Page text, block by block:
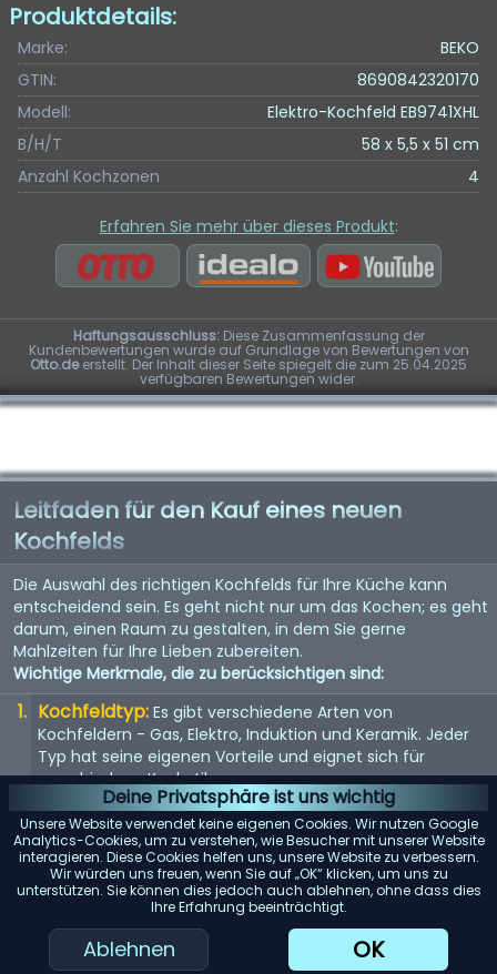
Deine Privatsphäre ist uns wichtig
Unsere Website verwendet keine eigenen Cookies. Wir nutzen Google
Analytics-Cookies, um zu verstehen, wie Besucher mit unserer Website
interagieren. Diese Cookies helfen uns, unsere Website zu verbessern.
Wir würden uns freuen, wenn Sie auf „OK“ klicken, um uns zu
unterstützen. Sie können dies jedoch auch ablehnen, ohne dass dies
Ihre Erfahrung beeinträchtigt.
Ablehnen OK
Produktdetails:
Marke:
BEKO
GTIN:
8690842320170
Modell:
Elektro-Kochfeld EB9741XHL
B/H/T
58 x 5,5 x 51 cm
Anzahl Kochzonen
4
Erfahren Sie mehr über dieses Produkt:
Haftungsausschluss:Diese Zusammenfassung der
Kundenbewertungen wurde auf Grundlage von Bewertungen von
Otto.deerstellt. Der Inhalt dieser Seite spiegelt die zum 25.04.2025
verfügbaren Bewertungen wider.
Leitfaden für den Kauf eines neuen
Kochfelds
Die Auswahl des richtigen Kochfelds für Ihre Küche kann
entscheidend sein. Es geht nicht nur um das Kochen; es geht
darum, einen Raum zu gestalten, in dem Sie gerne
Mahlzeiten für Ihre Lieben zubereiten.
Wichtige Merkmale, die zu berücksichtigen sind:
Kochfeldtyp: Es gibt verschiedene Arten von
Kochfeldern - Gas, Elektro, Induktion und Keramik. Jeder
Typ hat seine eigenen Vorteile und eignet sich für
verschiedene Kochstile.
Größe und Anzahl der Brenner: Wählen Sie ein
Kochfeld mit der richtigen Anzahl und Größe der Brenner,
abhängig von Ihren Kochbedürfnissen und dem
verfügbaren Platz in Ihrer Küche.
Sicherheitsfunktionen: Achten Sie auf Kochfelder mit
Sicherheitsfunktionen wie Kindersicherung, automatischer
Abschaltung und Restwärmeanzeige.